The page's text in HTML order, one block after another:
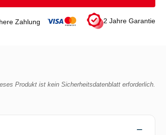
Zahlung 2 Jahre Garantie
Produkt ist kein Sicherheitsdatenblatt erforderlich.